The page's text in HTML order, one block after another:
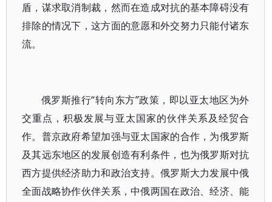
盾，谋求取消制裁，然而在造成对抗的基本障碍没有
排除的情况下，这方面的意愿和外交努力只能付诸东
流。
俄罗斯推行“转向东方”政策，即以亚太地区为外
交重点，积极发展与亚太国家的伙伴关系及经贸合
作。普京政府希望加强与亚太国家的合作，为俄罗斯
及其远东地区的发展创造有利条件，也为俄罗斯对抗
西方提供经济助力和政治支持。俄罗斯大力发展中俄
全面战略协作伙伴关系，中俄两国在政治、经济、能